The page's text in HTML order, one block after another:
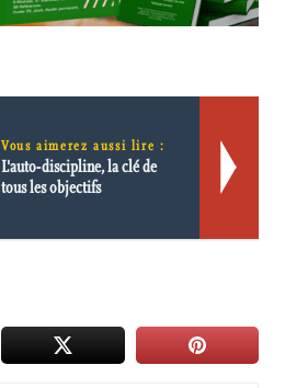
Vous aimerez aussi lire :
L'auto-discipline, la clé de
tous les objectifs